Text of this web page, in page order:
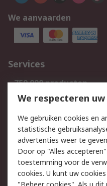
We aanvaarden
Services
750.000 producten
Bestellen
Track & Trace
Wettelijk
Cookiebeleid
Privacybeleid
We respecteren
We gebruiken cookies en
statistische
advertenties weer te
Door op "Alles
toestemming voor de
cookies. U kunt uw